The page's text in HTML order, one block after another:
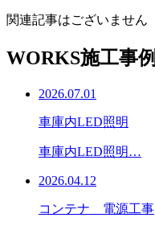
関連記事はございません
WORKS施工事例
2026.07.01
車庫内LED照明
車庫内LED照明…
2026.04.12
コンテナ 電源工事